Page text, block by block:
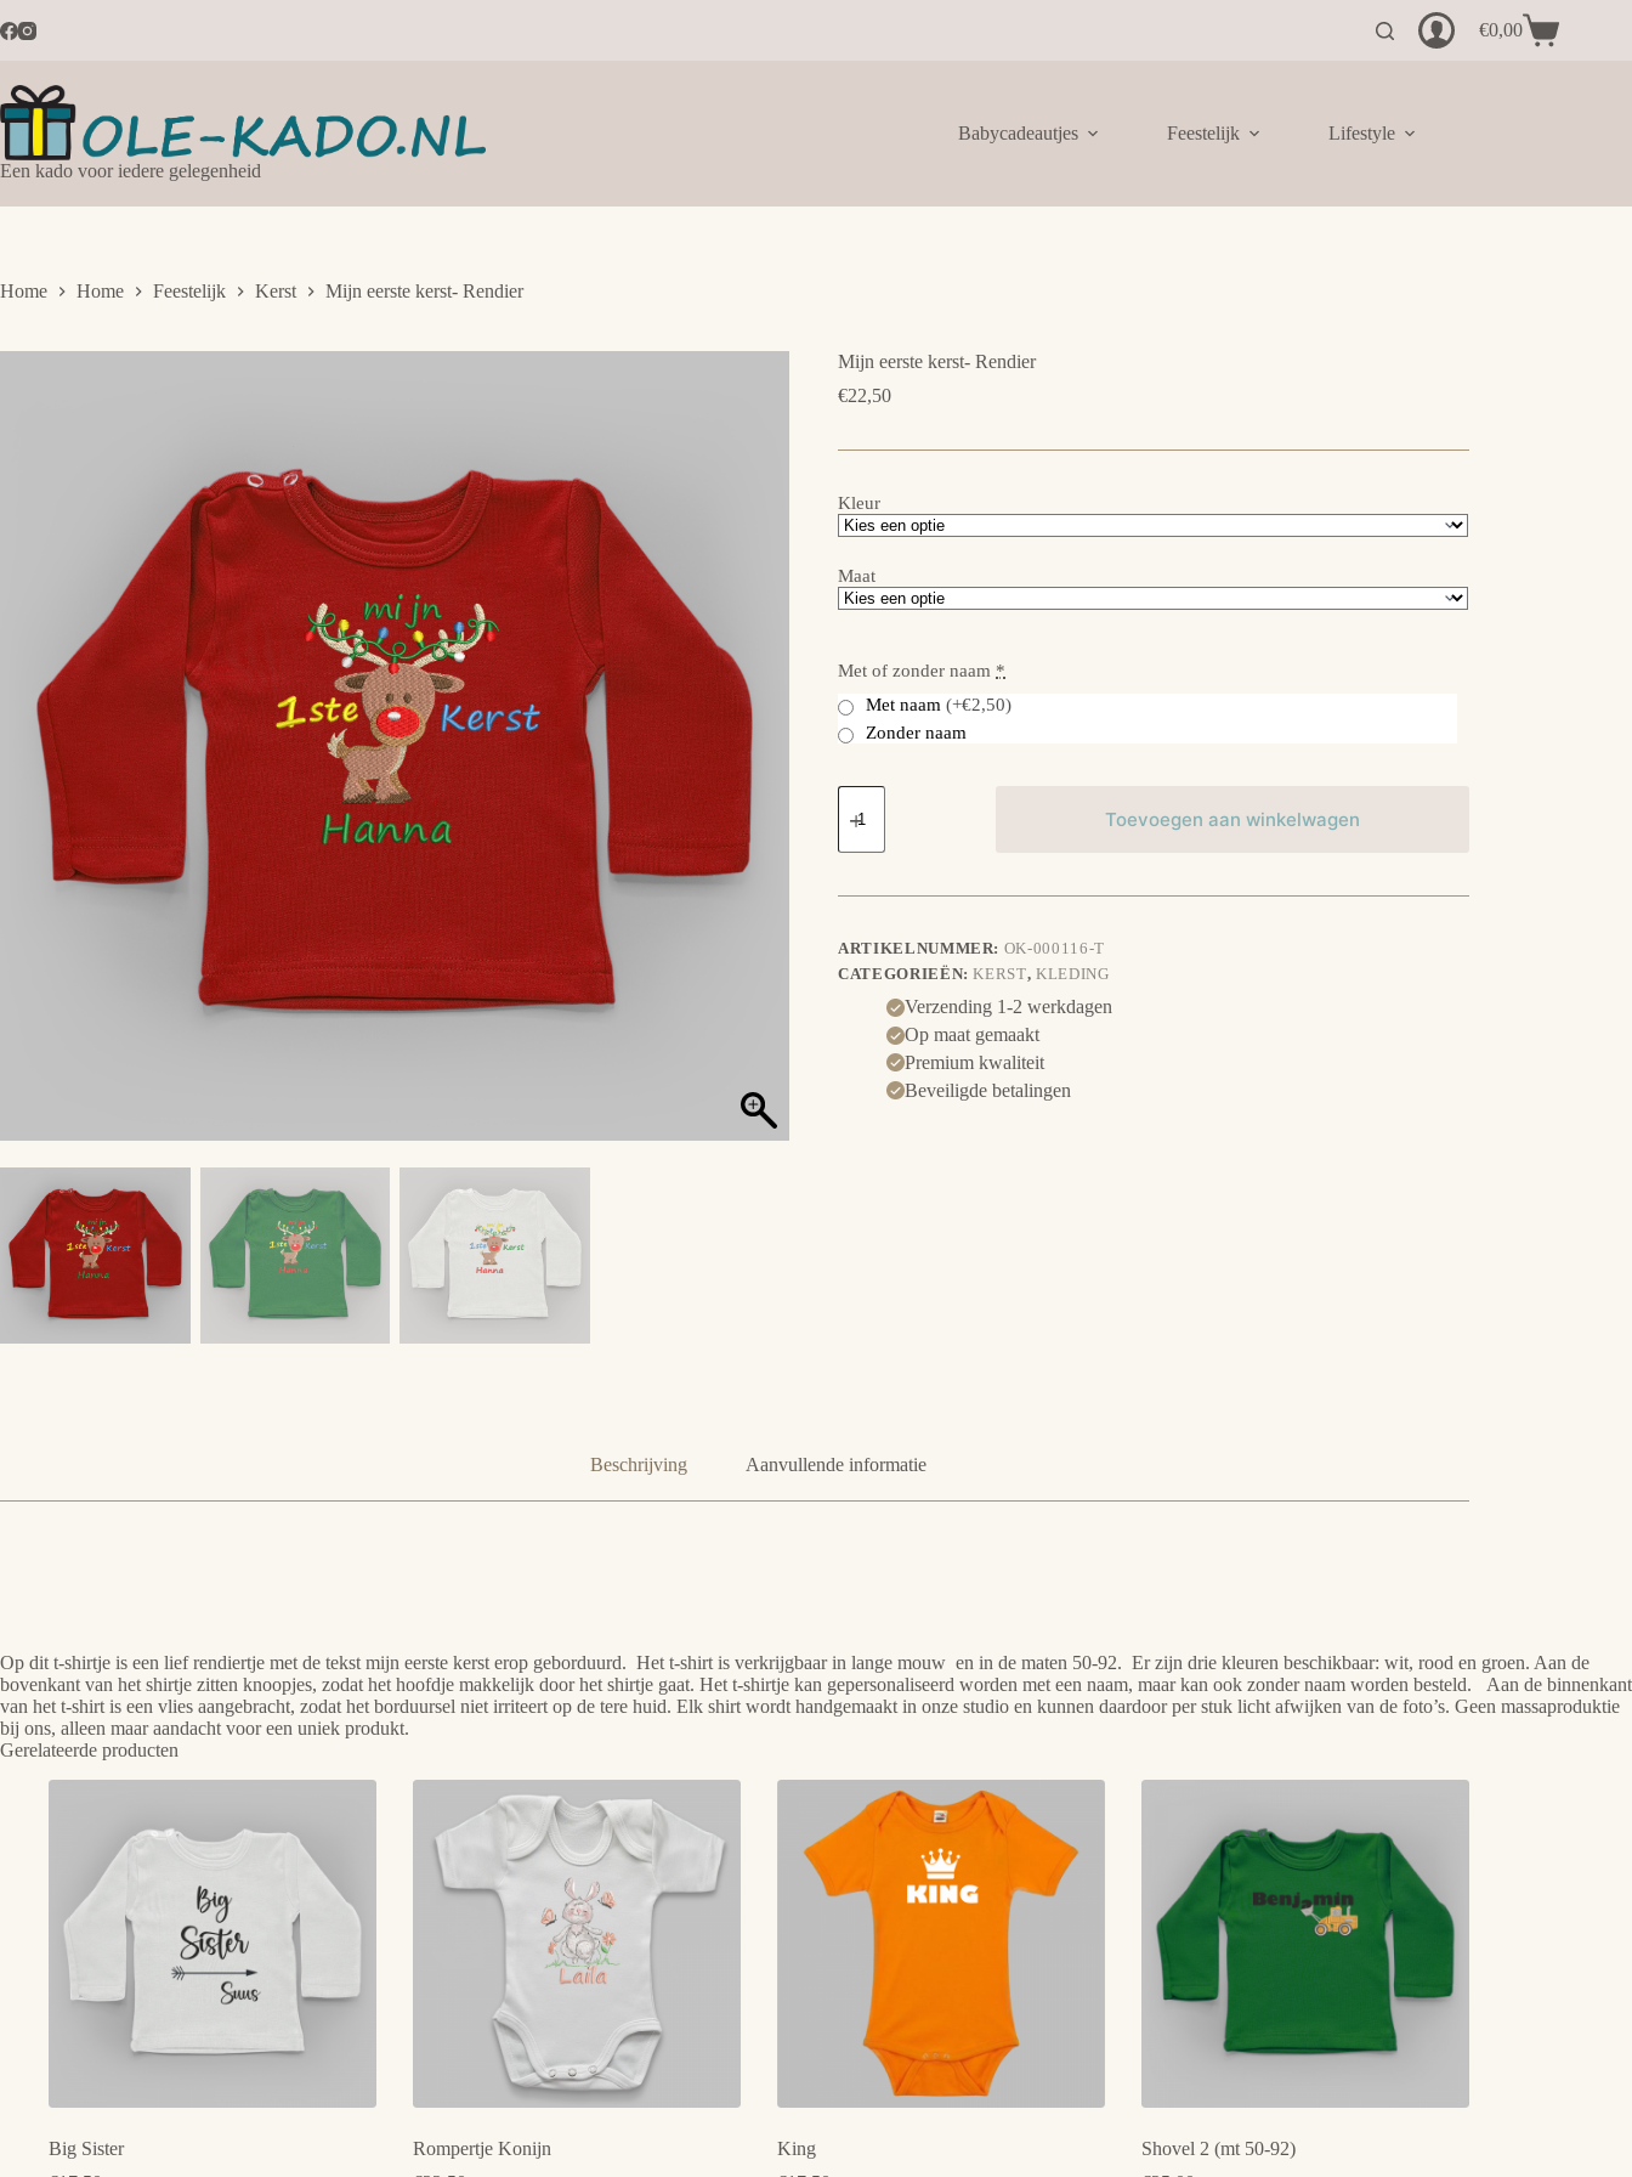
naar
Winkelwagen
€0,00
Een kado voor iedere gelegenheid
Babycadeautjes Feestelijk Lifestyle
Home Home Feestelijk Kerst Mijn eerste kerst- Rendier
Mijn eerste kerst- Rendier
€22,50
Kleur
Maat
Met of zonder naam *
Met naam (+€2,50)
Zonder naam
Mijn
eerste
Rendier
Toevoegen aan winkelwagen
ARTIKELNUMMER: OK-000116-T
CATEGORIEËN:KERST,KLEDING
Verzending 1-2 werkdagen
Op maat gemaakt
Premium kwaliteit
Beveiligde betalingen
Beschrijving Aanvullende informatie
Op dit t-shirtje is een lief rendiertje met de tekst mijn eerste kerst erop geborduurd. Het t-shirt is verkrijgbaar in lange mouw en in de maten 50-92. Er zijn drie kleuren beschikbaar: wit, rood en groen. Aan de
bovenkant van het shirtje zitten knoopjes, zodat het hoofdje makkelijk door het shirtje gaat. Het t-shirtje kan gepersonaliseerd worden met een naam, maar kan ook zonder naam worden besteld. Aan de binnenkant
van het t-shirt is een vlies aangebracht, zodat het borduursel niet irriteert op de tere huid. Elk shirt wordt handgemaakt in onze studio en kunnen daardoor per stuk licht afwijken van de foto’s. Geen massaproduktie
bij ons, alleen maar aandacht voor een uniek produkt.
Gerelateerde producten
Big Sister
Rompertje Konijn
King
Shovel 2 (mt 50-92)